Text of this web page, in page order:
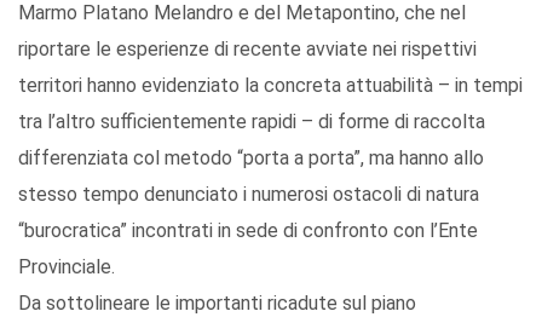
Marmo Platano Melandro e del Metapontino, che nel
riportare le esperienze di recente avviate nei rispettivi
territori hanno evidenziato la concreta attuabilità – in tempi
tra l’altro sufficientemente rapidi – di forme di raccolta
differenziata col metodo “porta a porta”, ma hanno allo
stesso tempo denunciato i numerosi ostacoli di natura
“burocratica” incontrati in sede di confronto con l’Ente
Provinciale.
Da sottolineare le importanti ricadute sul piano